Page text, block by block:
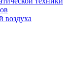
воздуха